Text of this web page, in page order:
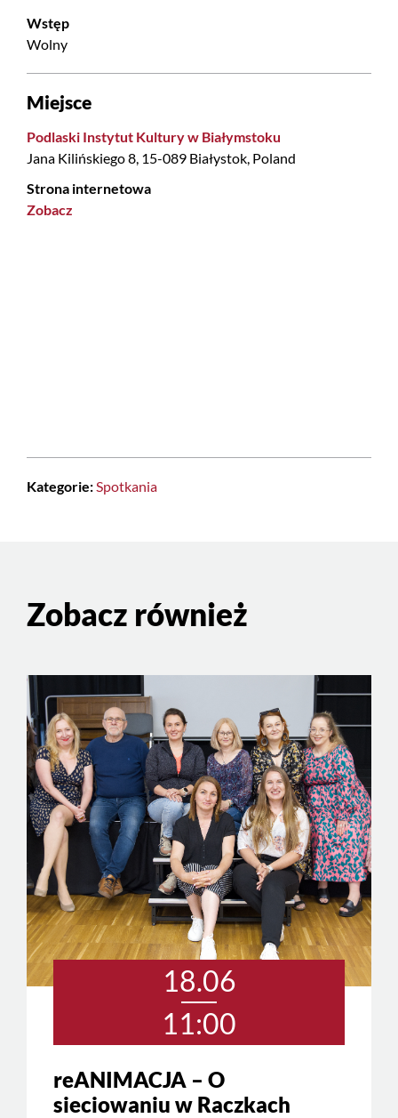
Wstęp
Wolny
Miejsce
Podlaski Instytut Kultury w Białymstoku
Jana Kilińskiego 8, 15-089 Białystok, Poland
Strona internetowa
Zobacz
Kategorie: Spotkania
Zobacz również
18.06
11:00
reANIMACJA – O
sieciowaniu w Raczkach